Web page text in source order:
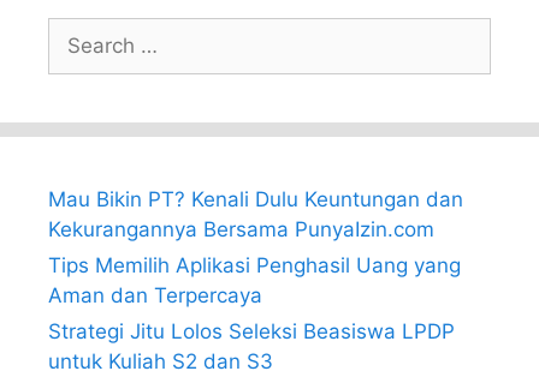
for:
Mau Bikin PT? Kenali Dulu Keuntungan dan
Kekurangannya Bersama PunyaIzin.com
Tips Memilih Aplikasi Penghasil Uang yang
Aman dan Terpercaya
Strategi Jitu Lolos Seleksi Beasiswa LPDP
untuk Kuliah S2 dan S3